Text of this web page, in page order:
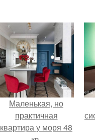
Маленькая, но
практичная
квартира у моря 48